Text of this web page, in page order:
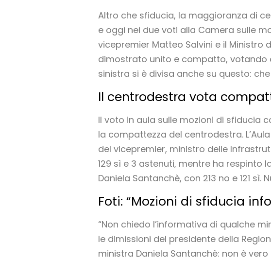
Altro che sfiducia, la maggioranza di
e oggi nei due voti alla Camera sulle
vicepremier Matteo Salvini e il Ministro
dimostrato unito e compatto,
sinistra si è divisa anche su questo:
Il centrodestra vota
Il voto in aula sulle mozioni di sfiducia
la compattezza del centrodestra.
del vicepremier, ministro delle
129 sì e 3 astenuti, mentre ha respinto
Daniela Santanchè, con 213 no e 121 sì.
Foti: “Mozioni di sfiducia
“Non chiedo l’informativa di qualche
le dimissioni del presidente della
ministra Daniela Santanchè: non è